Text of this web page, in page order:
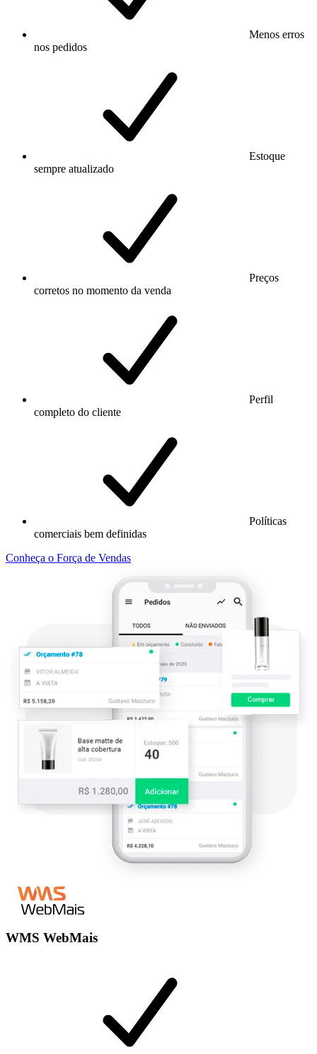
Menos erros
nos pedidos
Estoque
sempre atualizado
Preços
corretos no momento da venda
Perfil
completo do cliente
Políticas
comerciais bem definidas
Conheça o Força de Vendas
WMS WebMais